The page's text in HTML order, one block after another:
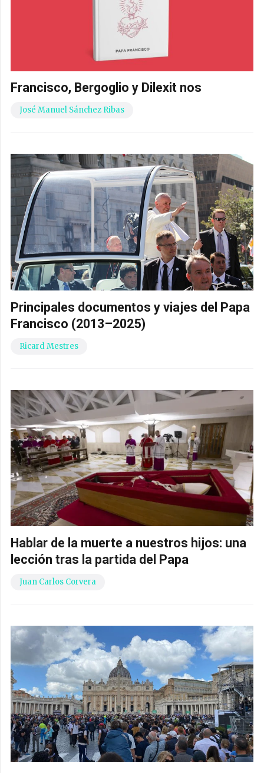
Francisco, Bergoglio y Dilexit nos
José Manuel Sánchez Ribas
Principales documentos y viajes del Papa
Francisco (2013–2025)
Ricard Mestres
Hablar de la muerte a nuestros hijos: una
lección tras la partida del Papa
Juan Carlos Corvera